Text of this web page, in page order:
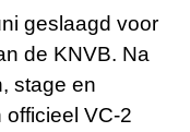
geslaagd voor
de KNVB. Na
stage en
VC-2